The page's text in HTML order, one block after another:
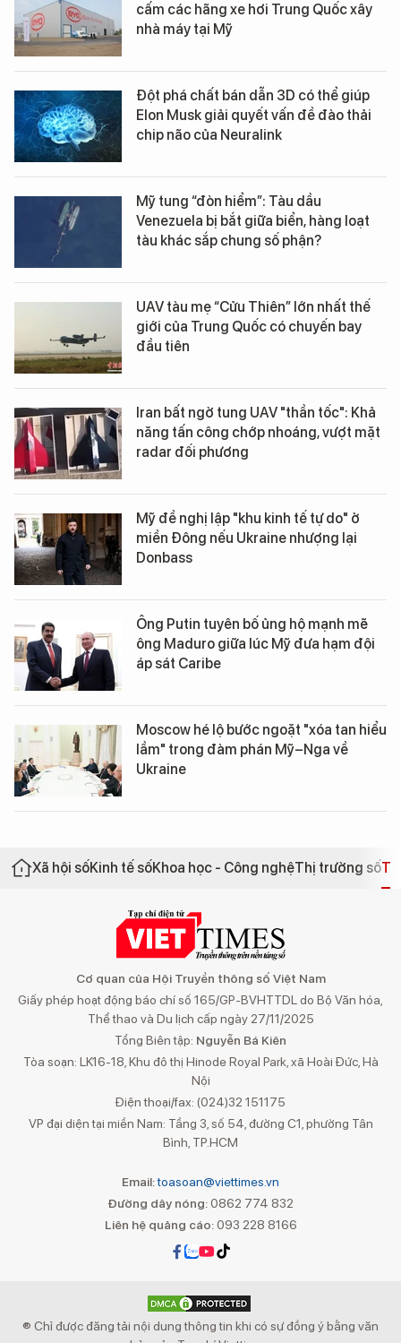
cấm các hãng xe hơi Trung Quốc xây
nhà máy tại Mỹ
Đột phá chất bán dẫn 3D có thể giúp
Elon Musk giải quyết vấn đề đào thải
chip não của Neuralink
Mỹ tung “đòn hiểm”: Tàu dầu
Venezuela bị bắt giữa biển, hàng loạt
tàu khác sắp chung số phận?
UAV tàu mẹ “Cửu Thiên” lớn nhất thế
giới của Trung Quốc có chuyến bay
đầu tiên
Iran bất ngờ tung UAV "thần tốc": Khả
năng tấn công chớp nhoáng, vượt mặt
radar đối phương
Mỹ đề nghị lập "khu kinh tế tự do" ở
miền Đông nếu Ukraine nhượng lại
Donbass
Ông Putin tuyên bố ủng hộ mạnh mẽ
ông Maduro giữa lúc Mỹ đưa hạm đội
áp sát Caribe
Moscow hé lộ bước ngoặt "xóa tan hiểu
lầm" trong đàm phán Mỹ–Nga về
Ukraine
Xã hội sốKinh tế sốKhoa học - Công nghệThị trường số
Cơ quan của Hội Truyền thông số Việt Nam
Giấy phép hoạt động báo chí số 165/GP-BVHTTDL do Bộ Văn hóa,
Thể thao và Du lịch cấp ngày 27/11/2025
Tổng Biên tập: Nguyễn Bá Kiên
Tòa soạn: LK16-18, Khu đô thị Hinode Royal Park, xã Hoài Đức, Hà
Nội
Điện thoại/fax: (024)32 151175
VP đại diện tại miền Nam: Tầng 3, số 54, đường C1, phường Tân
Bình, TP.HCM
Email:toasoan@viettimes.vn
Đường dây nóng: 0862 774 832
Liên hệ quảng cáo:093 228 8166
® Chỉ được đăng tải nội dung thông tin khi có sự đồng ý bằng văn